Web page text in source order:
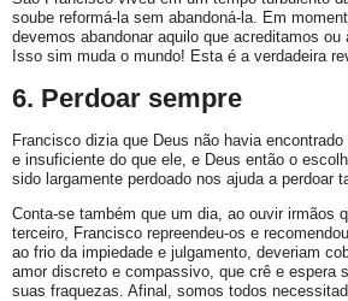
soube reformá-la sem abandoná-la. Em
devemos abandonar aquilo que acreditamos ou
Isso sim muda o mundo! Esta é a verdadeira
6. Perdoar sempre
Francisco dizia que Deus não havia
e insuficiente do que ele, e Deus então o
sido largamente perdoado nos ajuda a perdoar
Conta-se também que um dia, ao ouvir irmãos
terceiro, Francisco repreendeu-os e
ao frio da impiedade e julgamento, deveriam
amor discreto e compassivo, que crê e espera
suas fraquezas. Afinal, somos todos